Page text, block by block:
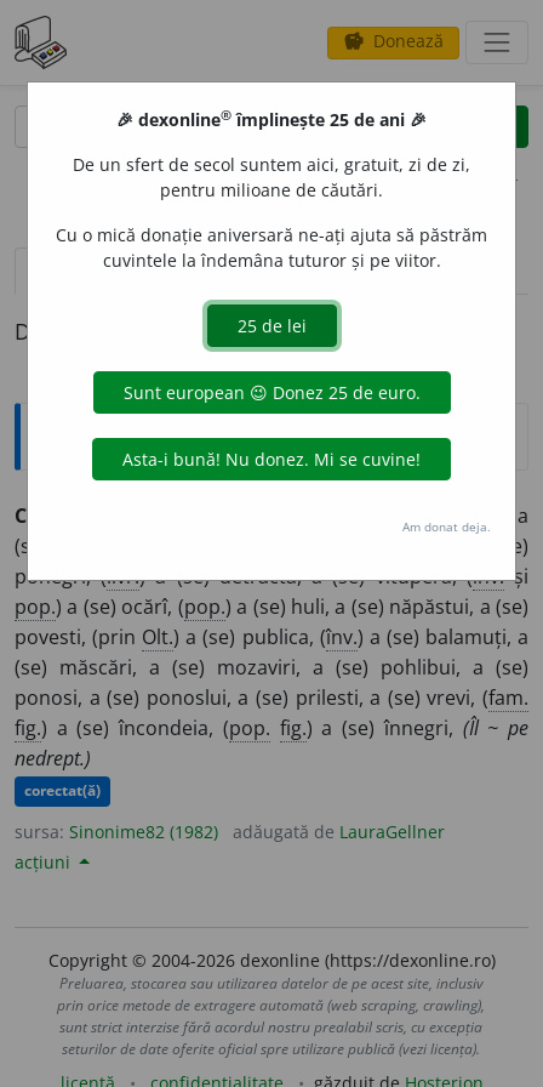
savings Donează
clear
opțiuni
definiții (1) pronunțievolume_up (1)
Definiția cu ID-ul 973752:
Sinonime
CALOMNI
a (se) bîrfi, a (se) blama, a (se) cleveti, a
(se) defăima, a (se) denigra, a (se) discredita, a (se)
ponegri, (livr.) a (se) detracta, a (se) vitupera, (înv.și
pop.) a (se) ocărî, (pop.) a (se) huli, a (se) năpăstui, a (se)
povesti, (prin Olt.) a (se) publica, (înv.) a (se) balamuți, a
(se) măscări, a (se) mozaviri, a (se) pohlibui, a (se)
ponosi, a (se) ponoslui, a (se) prilesti, a (se) vrevi, (fam.
fig.) a (se) încondeia, (pop. fig.) a (se) înnegri, (Îl ~ pe
nedrept.)
corectat(ă)
sursa: Sinonime82 (1982) adăugată de LauraGellner
acțiuni
Copyright © 2004-2026 dexonline (https://dexonline.ro)
Preluarea, stocarea sau utilizarea datelor de pe acest site, inclusiv
prin orice metode de extragere automată (web scraping, crawling),
sunt strict interzise fără acordul nostru prealabil scris, cu excepția
seturilor de date oferite oficial spre utilizare publică (vezi licența).
🎉 dexonline® împlinește 25 de ani 🎉
De un sfert de secol suntem aici, gratuit, zi de zi,
pentru milioane de căutări.
Cu o mică donație aniversară ne-ați ajuta să păstrăm
cuvintele la îndemâna tuturor și pe viitor.
Am donat deja.